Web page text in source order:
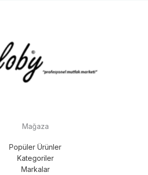
Mağaza
Popüler Ürünler
Kategoriler
Markalar